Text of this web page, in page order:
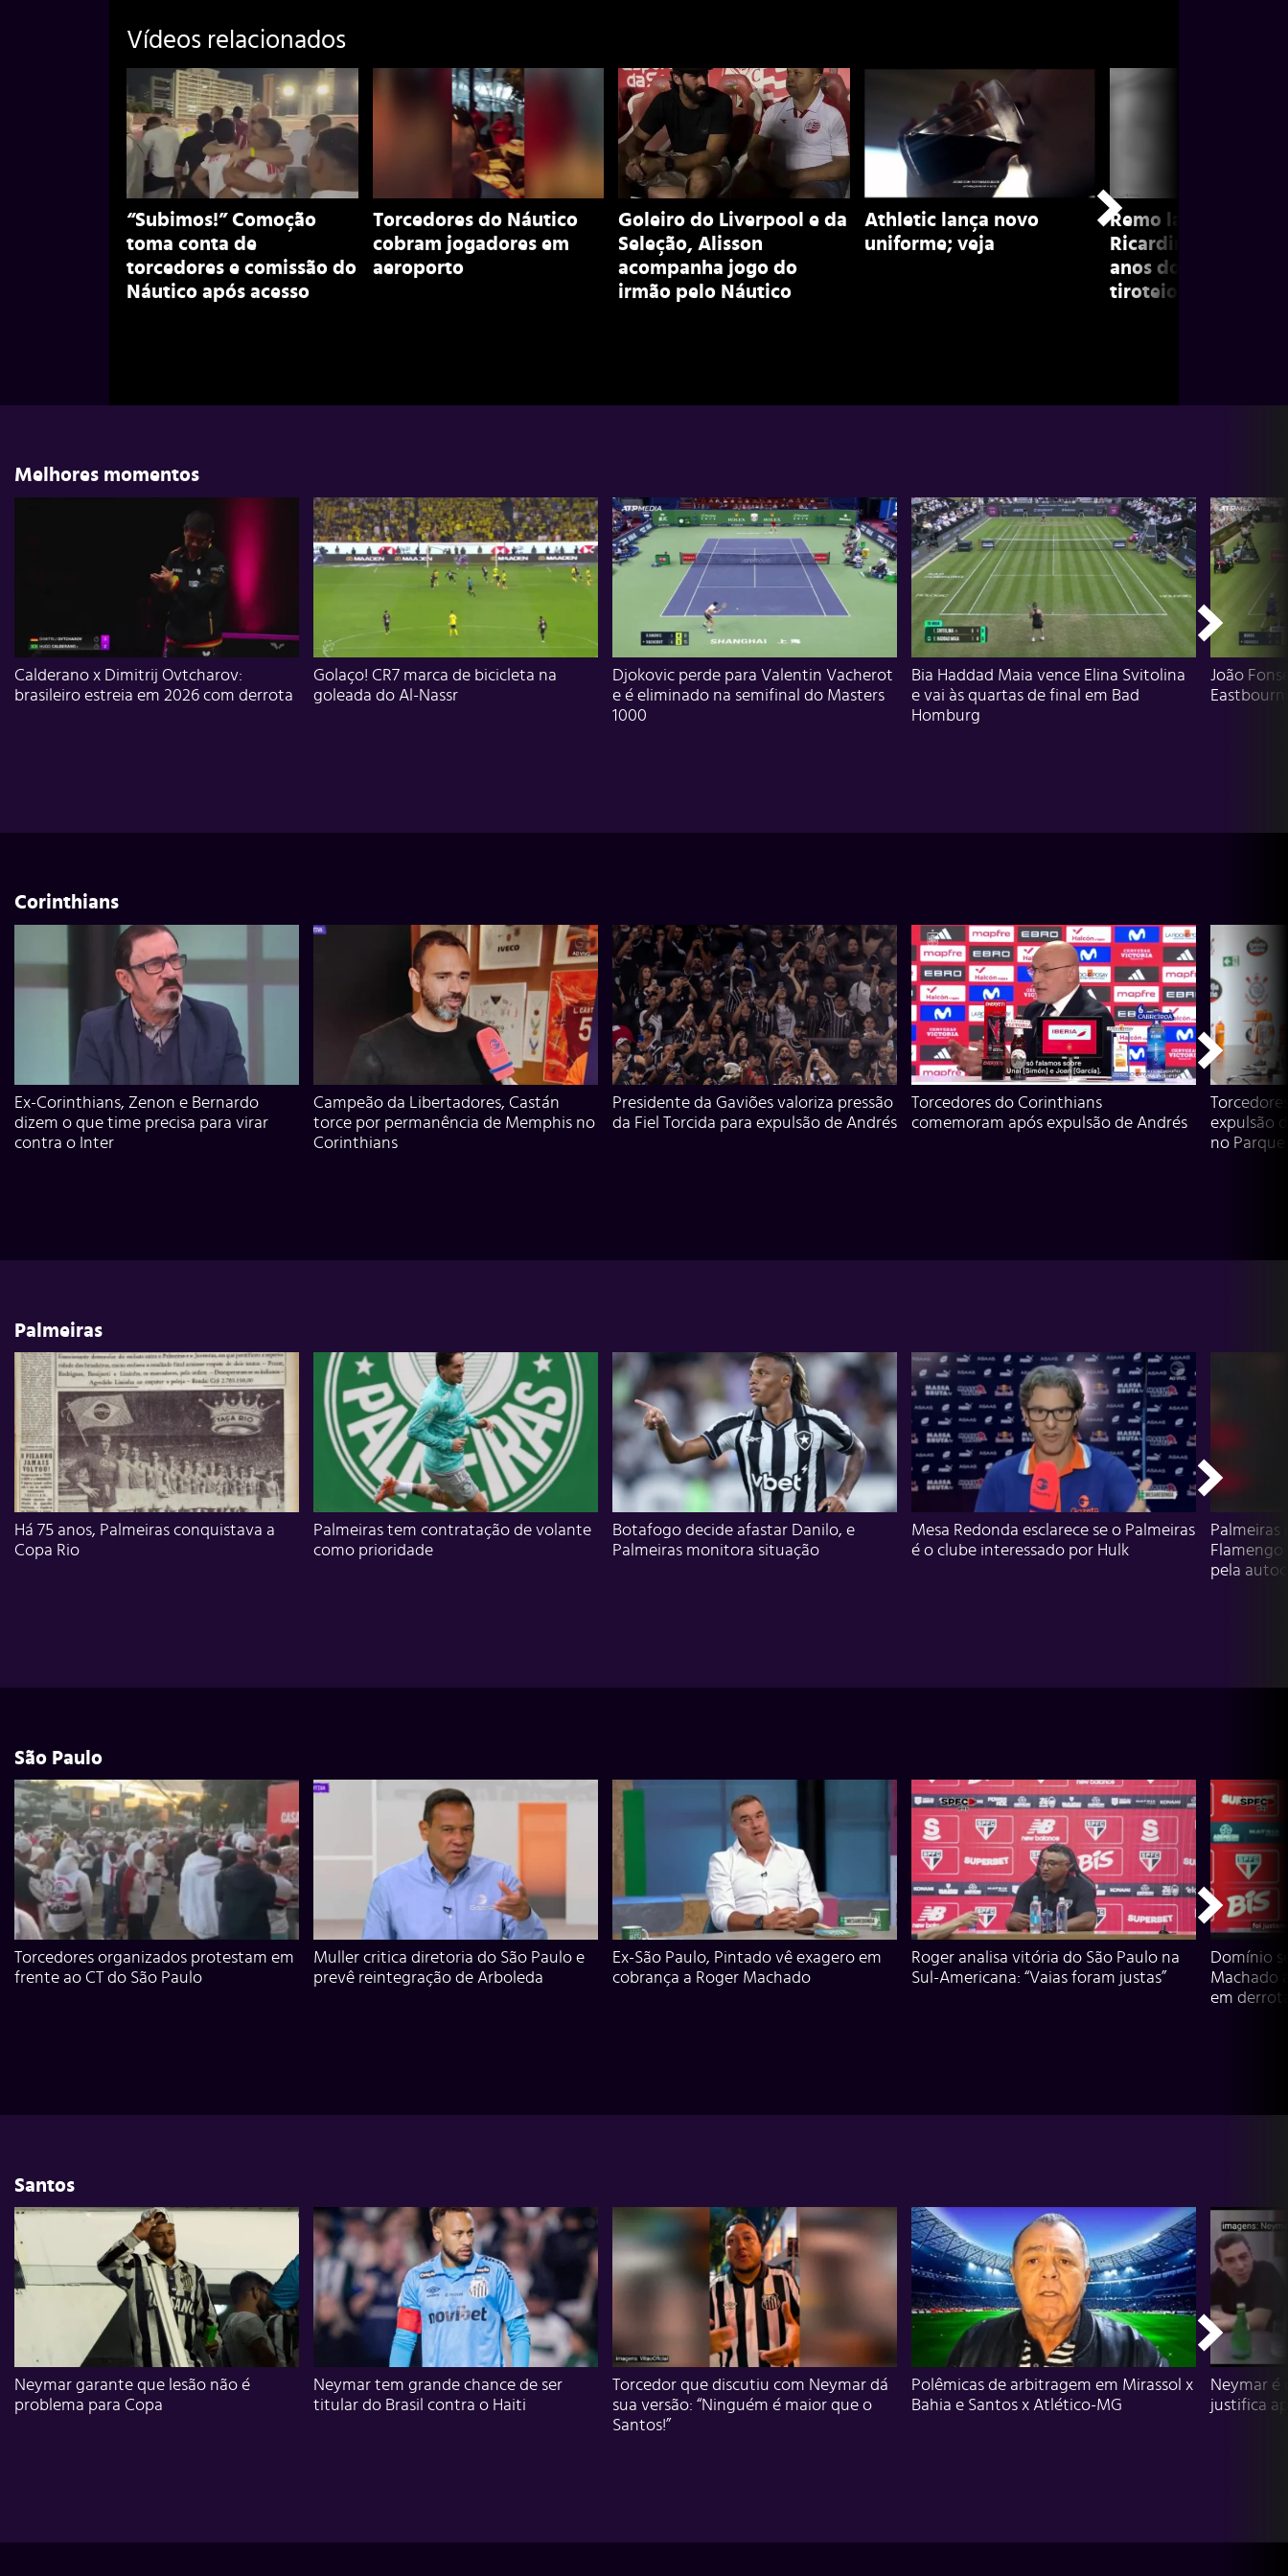
Vídeos relacionados
“Subimos!” Comoção
toma conta de
torcedores e comissão do
Náutico após acesso
Torcedores do Náutico
cobram jogadores em
aeroporto
Goleiro do Liverpool e da
Seleção, Alisson
acompanha jogo do
irmão pelo Náutico
Athletic lança novo
uniforme; veja
Remo lamenta
Ricardinho, atleta
anos do clube, em
tiroteio; confira!
Melhores momentos
Calderano x Dimitrij Ovtcharov:
brasileiro estreia em 2026 com derrota
Golaço! CR7 marca de bicicleta na
goleada do Al-Nassr
Djokovic perde para Valentin Vacherot
e é eliminado na semifinal do Masters
1000
Bia Haddad Maia vence Elina Svitolina
e vai às quartas de final em Bad
Homburg
João
Corinthians
Ex-Corinthians, Zenon e Bernardo
dizem o que time precisa para virar
contra o Inter
Campeão da Libertadores, Castán
torce por permanência de Memphis no
Corinthians
Presidente da Gaviões valoriza pressão
da Fiel Torcida para expulsão de Andrés
Torcedores do Corinthians
comemoram após expulsão de Andrés
expulsão
no Parque
Palmeiras
Há 75 anos, Palmeiras conquistava a
Copa Rio
Palmeiras tem contratação de volante
como prioridade
Botafogo decide afastar Danilo, e
Palmeiras monitora situação
Mesa Redonda esclarece se o Palmeiras
é o clube interessado por Hulk
Flamengo
pela
São Paulo
Torcedores organizados protestam em
frente ao CT do São Paulo
Muller critica diretoria do São Paulo e
prevê reintegração de Arboleda
Ex-São Paulo, Pintado vê exagero em
cobrança a Roger Machado
Roger analisa vitória do São Paulo na
Sul-Americana: “Vaias foram justas”
Domínio
Machado
em
Santos
Neymar garante que lesão não é
problema para Copa
Neymar tem grande chance de ser
titular do Brasil contra o Haiti
Torcedor que discutiu com Neymar dá
sua versão: “Ninguém é maior que o
Santos!”
Polêmicas de arbitragem em Mirassol x
Bahia e Santos x Atlético-MG
Neymar é
justifica